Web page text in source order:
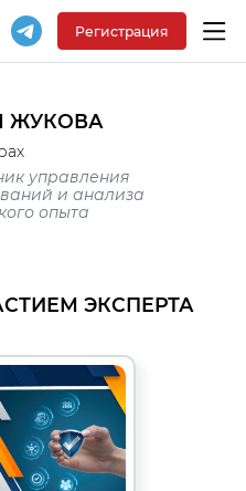
Регистрация
ЖУКОВА
управления
и анализа
опыта
ЭКСПЕРТА